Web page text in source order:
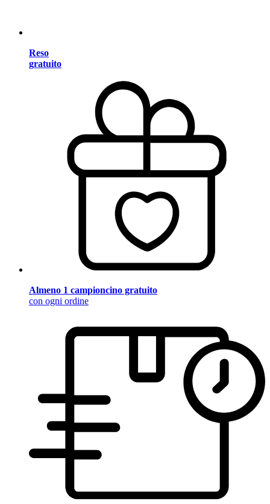
Reso
gratuito
Almeno 1 campioncino gratuito
con ogni ordine